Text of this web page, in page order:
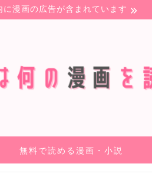
に漫画の広告が含まれています
無料で読める漫画・小説